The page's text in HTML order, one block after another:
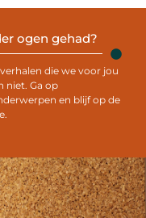
ogen gehad?
die we voor jou
niet. Ga op
en blijf op de